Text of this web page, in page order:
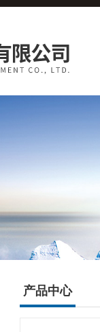
产品中心